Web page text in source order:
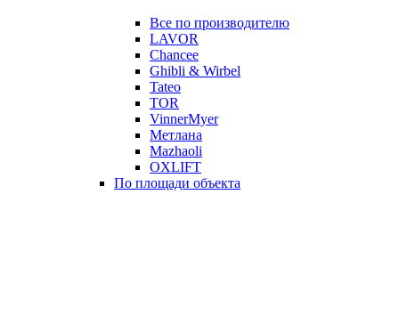
Все по производителю
LAVOR
Chancee
Ghibli & Wirbel
Tateo
TOR
VinnerMyer
Метлана
Mazhaoli
OXLIFT
По площади объекта